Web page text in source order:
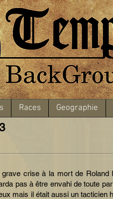
Races Geographie
crise à la mort de
pas à être envahi de toute
mais il était aussi un tacticien